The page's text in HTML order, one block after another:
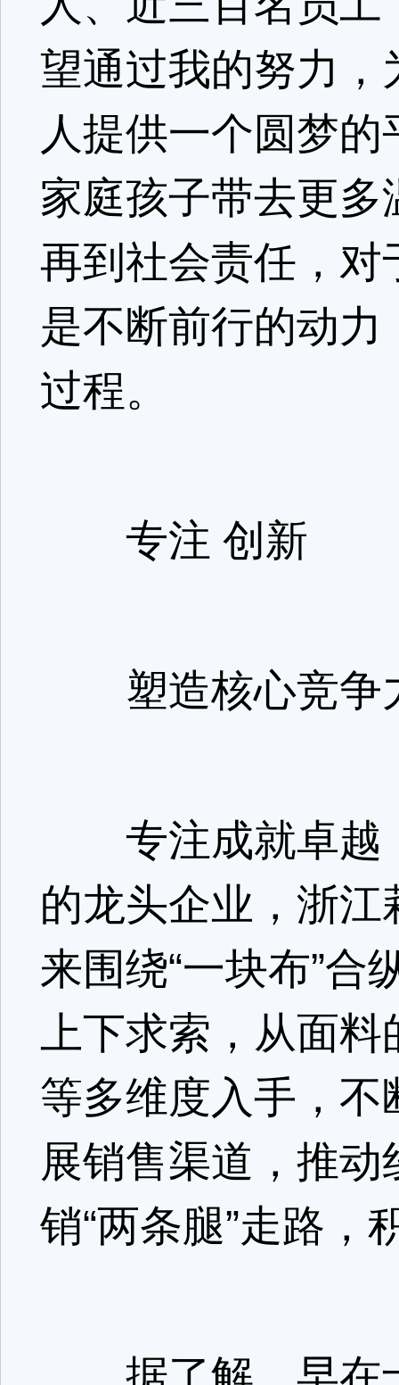
望通过我的努力
人提供一个圆梦
家庭孩子带去更多
再到社会责任，
是不断前行的动
过程。
专注 创新
塑造核心竞争
专注成就卓越
的龙头企业，浙
来围绕“一块布”合
上下求索，从面
等多维度入手，
展销售渠道，推动
销“两条腿”走路，